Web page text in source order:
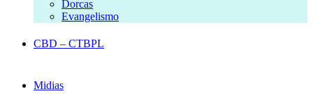
Dorcas
Evangelismo
CBD – CTBPL
Midias